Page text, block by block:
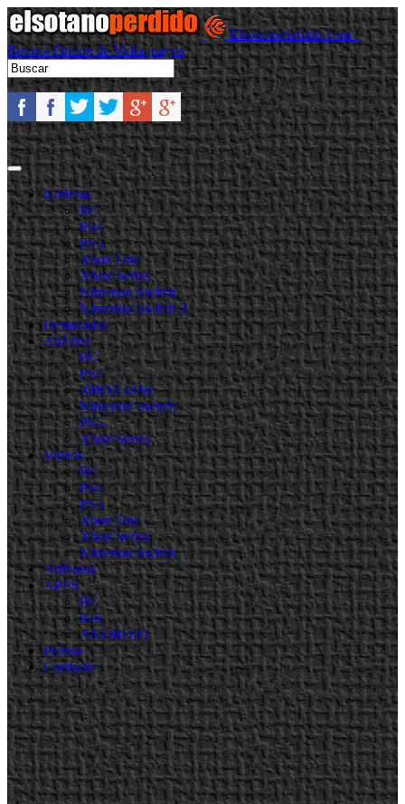
Elsotanoperdido.com -
Revista Online de Videojuegos
Noticias
PC
PS4
PS5
Xbox One
Xbox Series
Nintendo Switch
Nintendo Switch 2
Destacadas
Análisis
PC
PS4
XBOX ONE
Nintendo Switch
PS5
Xbox Series
Videos
PC
PS4
PS5
Xbox One
Xbox Series
Nintendo Switch
Artículos
APPS
PC
iOS
ANDROID
Prensa
Contacto